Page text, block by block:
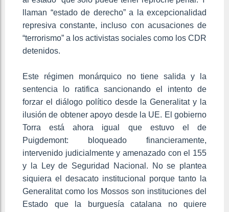
llaman “estado de derecho” a la excepcionalidad
represiva constante, incluso con acusaciones de
“terrorismo” a los activistas sociales como los CDR
detenidos.
Este régimen monárquico no tiene salida y la
sentencia lo ratifica sancionando el intento de
forzar el diálogo político desde la Generalitat y la
ilusión de obtener apoyo desde la UE. El gobierno
Torra está ahora igual que estuvo el de
Puigdemont: bloqueado financieramente,
intervenido judicialmente y amenazado con el 155
y la Ley de Seguridad Nacional. No se plantea
siquiera el desacato institucional porque tanto la
Generalitat como los Mossos son instituciones del
Estado que la burguesía catalana no quiere